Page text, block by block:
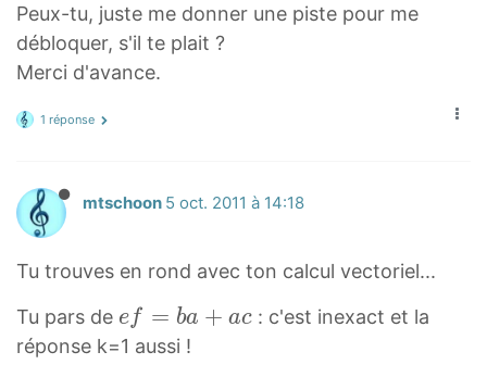
=
b
+
+
a
b⃗
b
c⃗
Peux-tu, juste me donner une piste pour me
débloquer, s'il te plait ?
Merci d'avance.
1 réponse
mtschoon 5 oct. 2011 à 14:18
Tu trouves en rond avec ton calcul vectoriel...
Tu pars de e
f⃗
ef = ba + ac: c'est inexact et la
réponse k=1 aussi !